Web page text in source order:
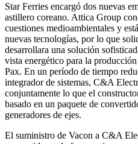
Star Ferries encargó dos nuevas
astillero coreano. Attica Group
cuestiones medioambientales y
nuevas tecnologías, por lo que
desarrollara una solución
vista energético para la
Pax. En un período de tiempo
integrador de sistemas, C&A
conjuntamente lo que el
basado en un paquete de
generadores de ejes.
El suministro de Vacon a C&A